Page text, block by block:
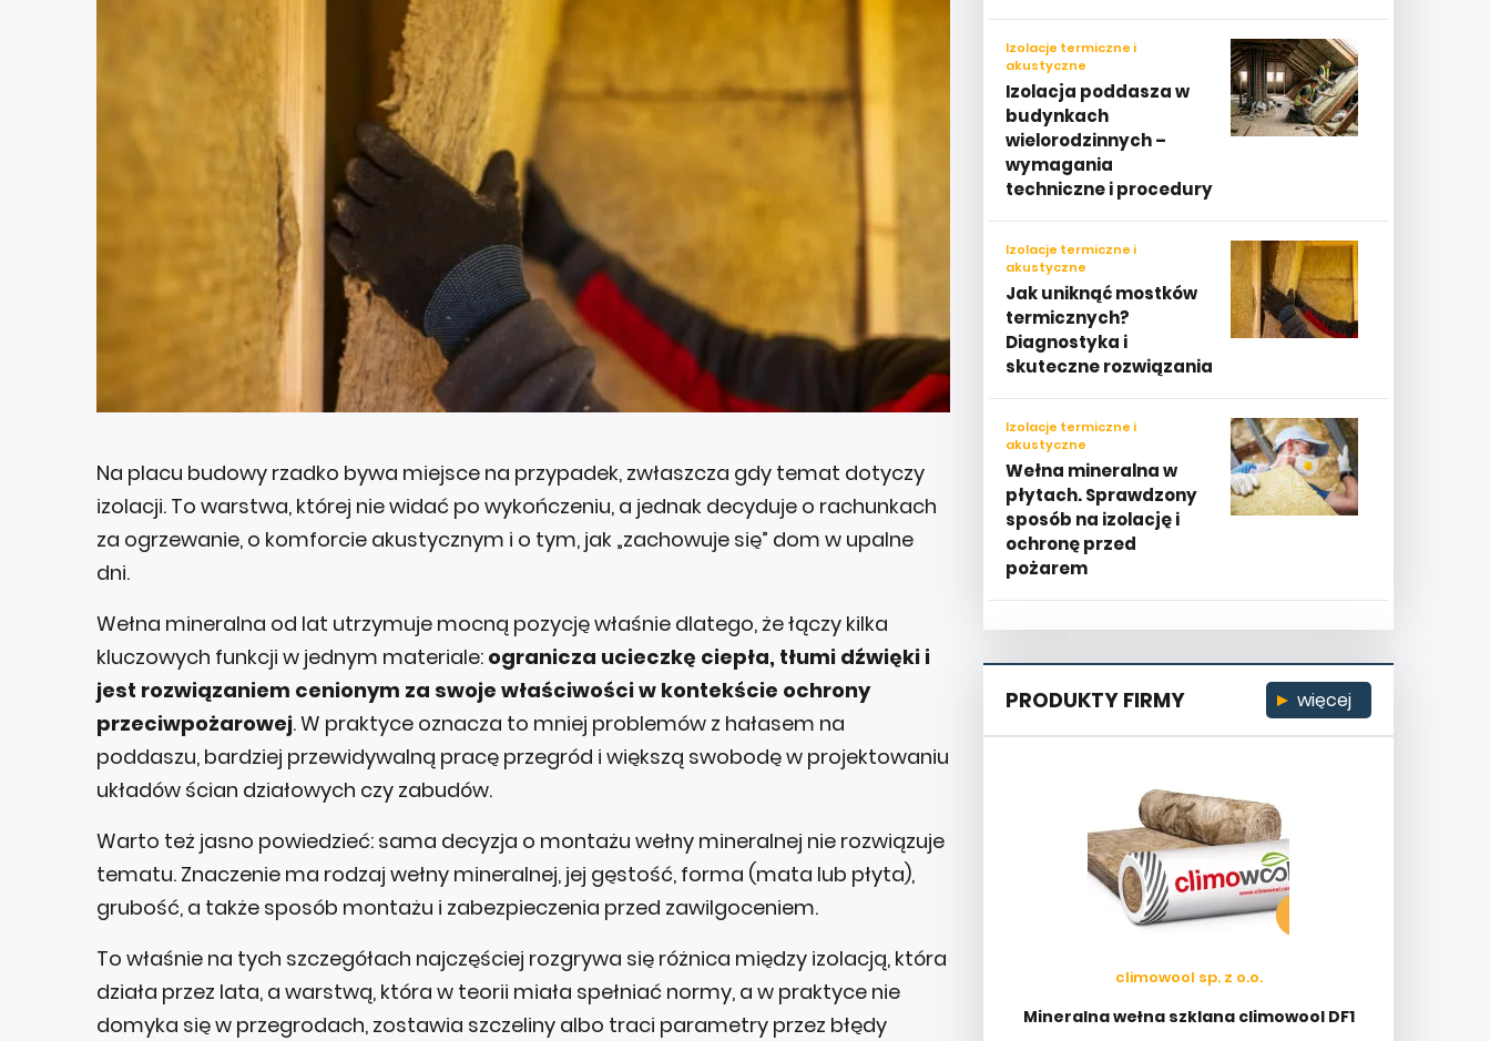
Na placu budowy rzadko bywa miejsce na przypadek, zwłaszcza gdy temat dotyczy
izolacji. To warstwa, której nie widać po wykończeniu, a jednak decyduje o rachunkach
za ogrzewanie, o komforcie akustycznym i o tym, jak „zachowuje się” dom w upalne
dni.
Wełna mineralna od lat utrzymuje mocną pozycję właśnie dlatego, że łączy kilka
kluczowych funkcji w jednym materiale: ogranicza ucieczkę ciepła, tłumi dźwięki i
jest rozwiązaniem cenionym za swoje właściwości w kontekście ochrony
przeciwpożarowej. W praktyce oznacza to mniej problemów z hałasem na
poddaszu, bardziej przewidywalną pracę przegród i większą swobodę w projektowaniu
układów ścian działowych czy zabudów.
Warto też jasno powiedzieć: sama decyzja o montażu wełny mineralnej nie rozwiązuje
tematu. Znaczenie ma rodzaj wełny mineralnej, jej gęstość, forma (mata lub płyta),
grubość, a także sposób montażu i zabezpieczenia przed zawilgoceniem.
To właśnie na tych szczegółach najczęściej rozgrywa się różnica między izolacją, która
działa przez lata, a warstwą, która w teorii miała spełniać normy, a w praktyce nie
domyka się w przegrodach, zostawia szczeliny albo traci parametry przez błędy
Izolacje termiczne i
akustyczne
Izolacja poddasza w
budynkach
wielorodzinnych –
wymagania
techniczne i procedury
Izolacje termiczne i
akustyczne
Jak uniknąć mostków
termicznych?
Diagnostyka i
skuteczne rozwiązania
Izolacje termiczne i
akustyczne
Wełna mineralna w
płytach. Sprawdzony
sposób na izolację i
ochronę przed
pożarem
PRODUKTY FIRMY więcej
climowool sp. z o.o.
Mineralna wełna szklana climowool DF1